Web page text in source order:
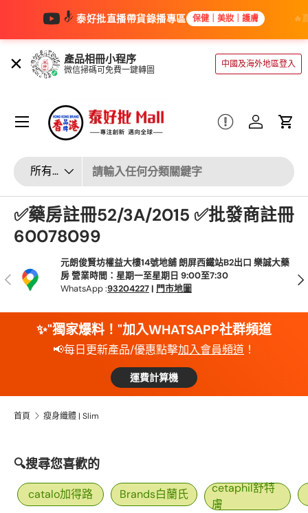
跳至內容
產品相冊小程序
微信掃碼可免費一鍵轉圖
中國及海外地區登入
輸入標籤
產品類別
所有產品類型
登入 大車
選單
✅藥房註冊52/3A/2015 ✅批發商註冊
60078099
以前的 下
元朗俊賢坊權益大樓14號地舖 朗屏西鐵站B2出口 樂誠大藥
房 營業時間：星期一至星期日 9:00至7:30
WhatsApp :93204227| 門市地圖
✨"獨家爆料！"加入WHATSAPP社群頻道
📢每日更新產品/優惠點擊加入會員頻道 ！
運費計算機
🔥直播專屬批發價｜進口保健產品
泰好批直播帶貨錄播專區 保健｜美妝｜護膚
首頁 瘦身纖體 | Slim
🔍搜尋您喜歡的
catalo加得路 Brands白蘭氏
cetaphil舒特
膚